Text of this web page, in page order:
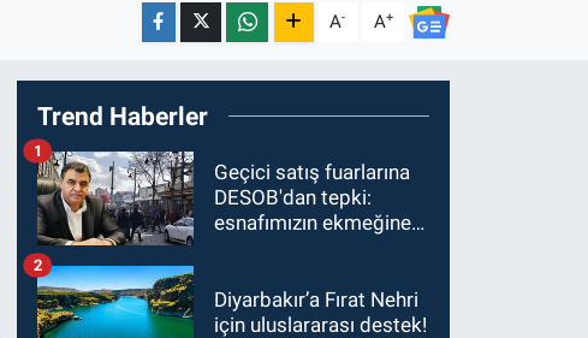
A- A+
Trend Haberler
Geçici satış fuarlarına
DESOB'dan tepki:
esnafımızın ekmeğine
1
Diyarbakır’a Fırat Nehri
için uluslararası destek!
2